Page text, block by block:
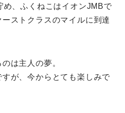
め、ふくねこはイオンJMBで
ストクラスのマイルに到達
は主人の夢。
が、今からとても楽しみで